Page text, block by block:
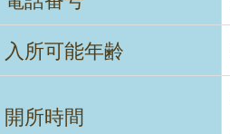
入所可能年齢
開所時間